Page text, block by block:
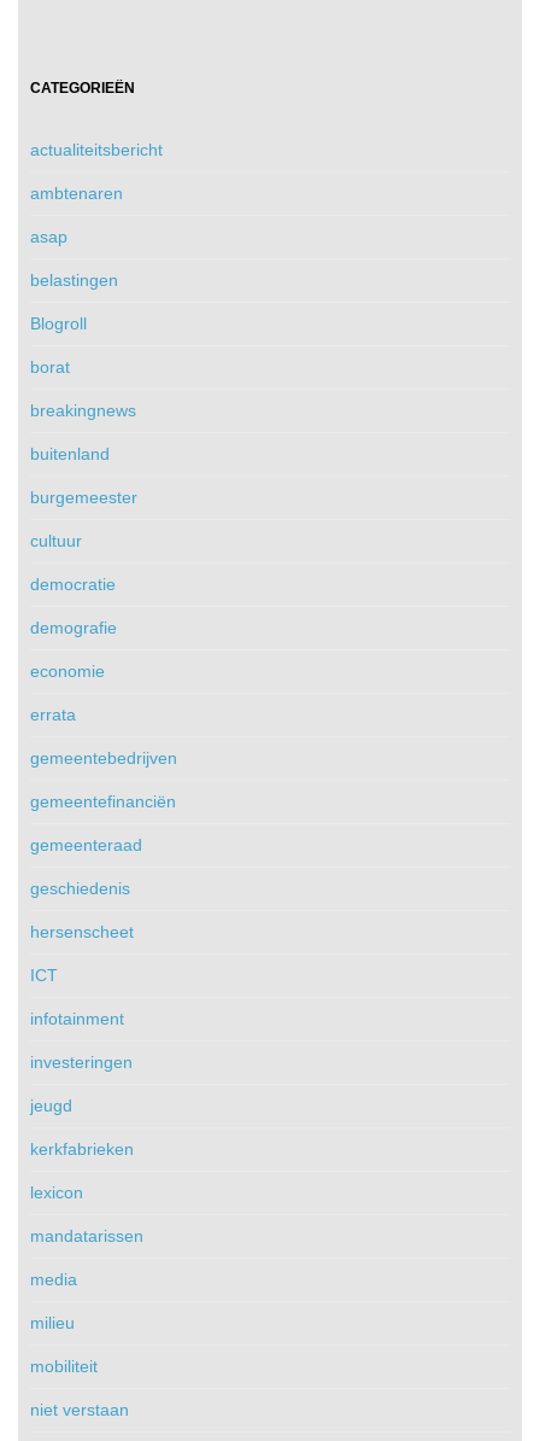
CATEGORIEËN
actualiteitsbericht
ambtenaren
asap
belastingen
Blogroll
borat
breakingnews
buitenland
burgemeester
cultuur
democratie
demografie
economie
errata
gemeentebedrijven
gemeentefinanciën
gemeenteraad
geschiedenis
hersenscheet
ICT
infotainment
investeringen
jeugd
kerkfabrieken
lexicon
mandatarissen
media
milieu
mobiliteit
niet verstaan